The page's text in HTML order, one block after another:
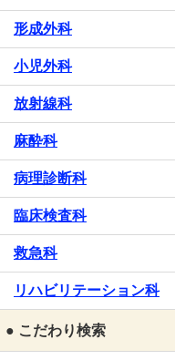
形成外科
小児外科
放射線科
麻酔科
病理診断科
臨床検査科
救急科
リハビリテーション科
● こだわり検索